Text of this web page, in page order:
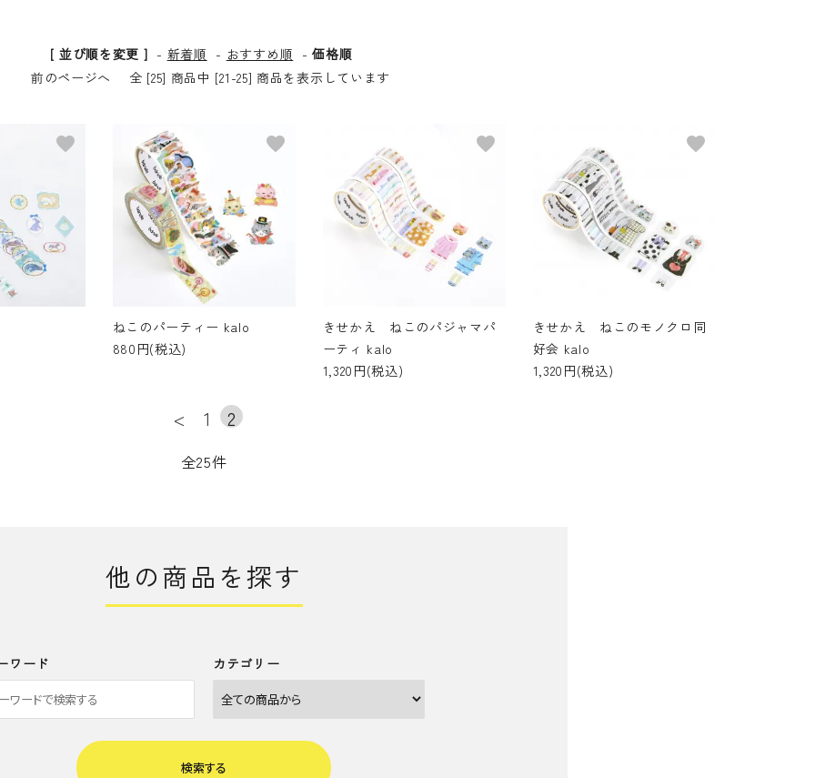
[ 並び順を変更 ] - 新着順 - おすすめ順 -価格順
前のページへ
全 [25] 商品中 [21-25] 商品を表示しています
favorite
ねこのパーティー kalo
880円(税込)
favorite
きせかえ ねこのパジャマパ
ーティ kalo
1,320円(税込)
favorite
きせかえ ねこのモノクロ同
好会 kalo
1,320円(税込)
favorite
< 1 2
全25件
他の商品を探す
ワード カテゴリー
検索する